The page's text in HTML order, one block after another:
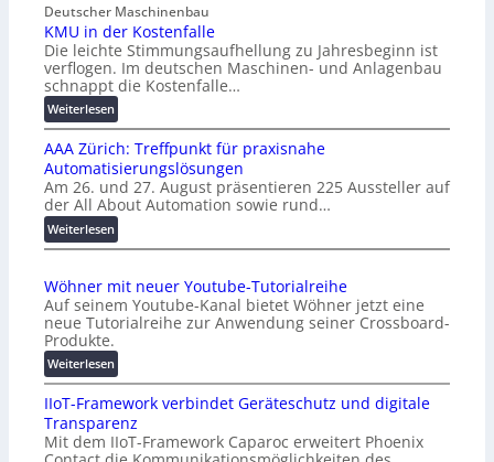
Deutscher Maschinenbau
KMU in der Kostenfalle
Die leichte Stimmungsaufhellung zu Jahresbeginn ist
verflogen. Im deutschen Maschinen- und Anlagenbau
schnappt die Kostenfalle…
Weiterlesen:
K
M
U
i
n
d
e
K
o
s
e
n
f
a
l
AAA Zürich: Treffpunkt für praxisnahe
Automatisierungslösungen
Am 26. und 27. August präsentieren 225 Aussteller auf
der All About Automation sowie rund…
Weiterlesen:
A
A
Z
ü
i
c
h
:
T
Wöhner mit neuer Youtube-Tutorialreihe
Auf seinem Youtube-Kanal bietet Wöhner jetzt eine
neue Tutorialreihe zur Anwendung seiner Crossboard-
Produkte.
Weiterlesen:
W
ö
h
n
IIoT-Framework verbindet Geräteschutz und digitale
Transparenz
Mit dem IIoT-Framework Caparoc erweitert Phoenix